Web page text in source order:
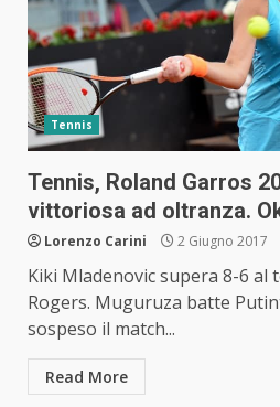
Tennis
Tennis, Roland Garros
vittoriosa ad oltranza.
Lorenzo Carini 2 Giugno 2017
Kiki Mladenovic supera 8-6 al
Rogers. Muguruza batte
sospeso il match...
Read More